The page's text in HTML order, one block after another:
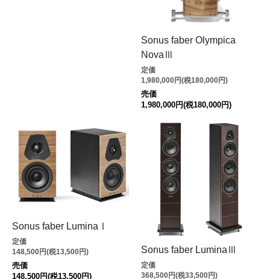
Sonus faber Olympica
NovaⅢ
定価
1,980,000円(税180,000円)
売価
1,980,000円(税180,000円)
Sonus faber LuminaⅠ
定価
148,500円(税13,500円)
売価
148,500円(税13,500円)
Sonus faber LuminaⅢ
定価
368,500円(税33,500円)